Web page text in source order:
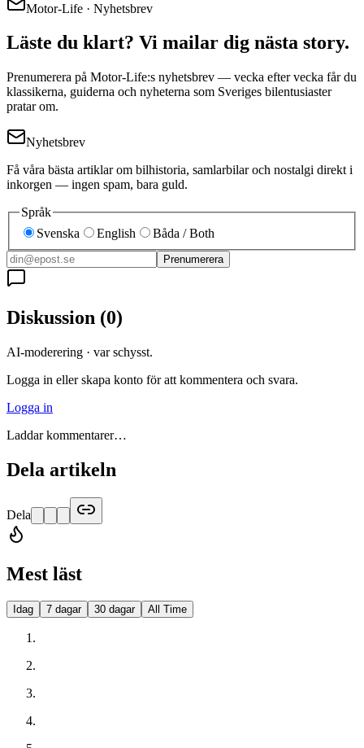
Motor-Life · Nyhetsbrev
Läste du klart? Vi mailar dig nästa story.
Prenumerera på Motor-Life:s nyhetsbrev — vecka efter vecka får du
klassikerna, guiderna och nyheterna som Sveriges bilentusiaster
pratar om.
Nyhetsbrev
Få våra bästa artiklar om bilhistoria, samlarbilar och nostalgi direkt i
inkorgen — ingen spam, bara guld.
Språk
Svenska
English Båda / Both
Prenumerera
Diskussion (0)
AI-moderering · var schysst.
Logga in eller skapa konto för att kommentera och svara.
Logga in
Laddar kommentarer…
Dela artikeln
Dela
Mest läst
Idag 7 dagar 30 dagar All Time